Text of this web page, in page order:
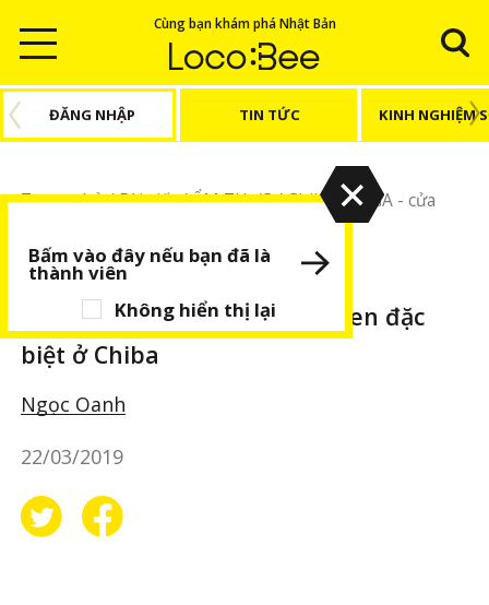
Cùng bạn khám phá Nhật Bản
ĐĂNG NHẬP TIN TỨC KINH NGHIỆM
Trang chủ/Bài viết/ẨM THỰC/Chiba /YUGA - cửa
ẨM THỰC Chiba
YUGA - cửa hàng sushi lên men đặc
biệt ở Chiba
Ngọc Oanh
22/03/2019
Không hiển thị lại
Bấm vào đây nếu bạn đã là
thành viên